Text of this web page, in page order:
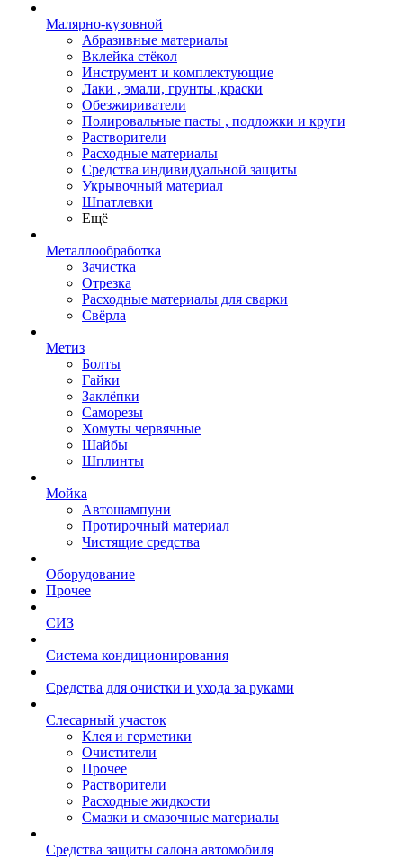
Малярно-кузовной
Абразивные материалы
Вклейка стёкол
Инструмент и комплектующие
Лаки , эмали, грунты ,краски
Обезжириватели
Полировальные пасты , подложки и круги
Растворители
Расходные материалы
Средства индивидуальной защиты
Укрывочный материал
Шпатлевки
Ещё
Металлообработка
Зачистка
Отрезка
Расходные материалы для сварки
Свёрла
Метиз
Болты
Гайки
Заклёпки
Саморезы
Хомуты червячные
Шайбы
Шплинты
Мойка
Автошампуни
Протирочный материал
Чистящие средства
Оборудование
Прочее
СИЗ
Система кондиционирования
Средства для очистки и ухода за руками
Слесарный участок
Клея и герметики
Очистители
Прочее
Растворители
Расходные жидкости
Смазки и смазочные материалы
Средства защиты салона автомобиля